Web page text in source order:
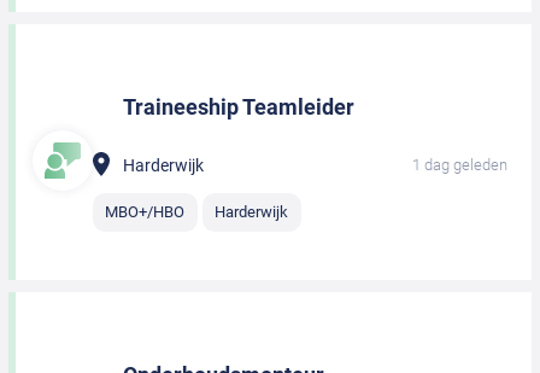
Traineeship Teamleider
Harderwijk 1 dag geleden
MBO+/HBO Harderwijk